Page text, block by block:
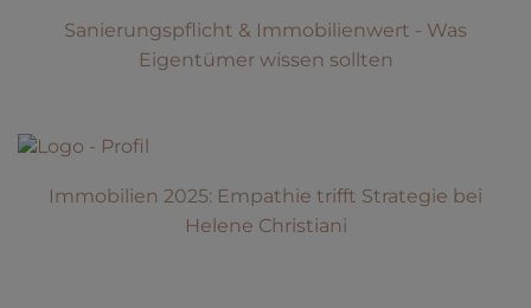
Sanierungspflicht & Immobilienwert - Was
Eigentümer wissen sollten
Immobilien 2025: Empathie trifft Strategie bei
Helene Christiani